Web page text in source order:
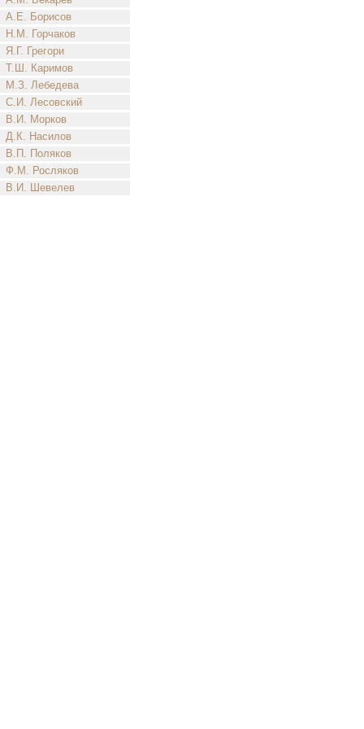
А.Е. Борисов
Н.М. Горчаков
Я.Г. Грегори
Т.Ш. Каримов
М.З. Лебедева
С.И. Лесовский
В.И. Морков
Д.К. Насилов
В.П. Поляков
Ф.М. Росляков
В.И. Шевелев